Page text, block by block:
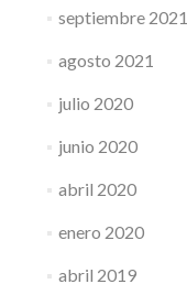
septiembre 2021
agosto 2021
julio 2020
junio 2020
abril 2020
enero 2020
abril 2019